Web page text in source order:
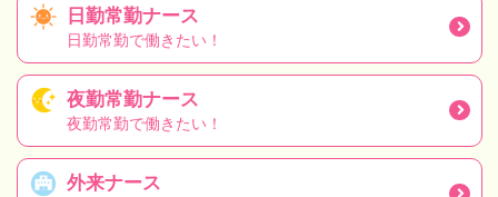
日勤常勤ナース
日勤常勤で働きたい！
夜勤常勤ナース
夜勤常勤で働きたい！
外来ナース